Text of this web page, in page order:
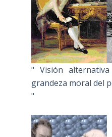
" Visión
grandeza moral del
"